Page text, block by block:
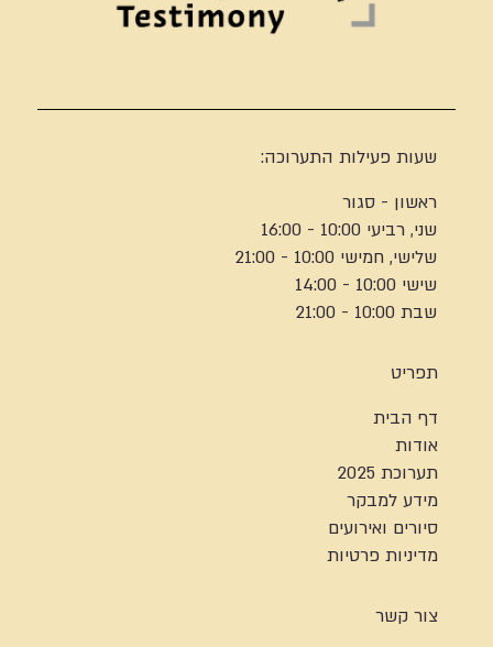
שעות פעילות התערוכה:
ראשון - סגור
שני, רביעי 10:00 - 16:00
שלישי, חמישי 10:00 - 21:00
שישי 10:00 - 14:00
שבת 10:00 - 21:00
תפריט
דף הבית
אודות
תערוכת 2025
מידע למבקר
סיורים ואירועים
מדיניות פרטיות
צור קשר